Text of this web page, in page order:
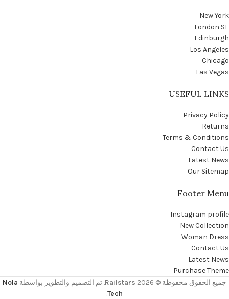
New York
London SF
Edinburgh
Los Angeles
Chicago
Las Vegas
USEFUL LINKS
Privacy Policy
Returns
Terms & Conditions
Contact Us
Latest News
Our Sitemap
Footer Menu
Instagram profile
New Collection
Woman Dress
Contact Us
Latest News
Purchase Theme
جميع الحقوق محفوظة © 2026
Railstars. تم التصميم والتطوير بواسطة Nola
Tech
.